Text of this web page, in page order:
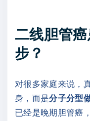
二线胆管
步？
对很多家庭来说，
身，而是分子分型
已经是晚期胆管癌